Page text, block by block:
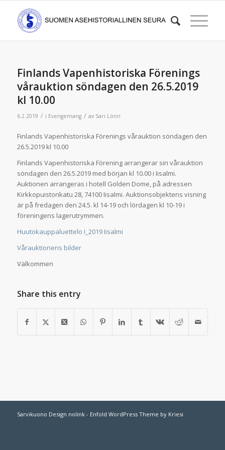
Finlands Vapenhistoriska Förenings
vårauktion söndagen den 26.5.2019
kl 10.00
6.2.2019 / i Evengemang / av Sari Lönn
Finlands Vapenhistoriska Förenings vårauktion söndagen den
26.5.2019 kl 10.00
Finlands Vapenhistoriska Förening arrangerar sin vårauktion
söndagen den 26.5.2019 med början kl 10.00 i Iisalmi.
Auktionen arrangeras i hotell Golden Dome, på adressen
Kirkkopuistonkatu 28, 74100 Iisalmi. Auktionsobjektens visning
är på fredagen den 24.5. kl 14-19 och lördagen kl 10-19 i
föreningens lagerutrymmen.
Huutokauppaluettelo I_2019 Iisalmi
Vårauktionens bilder
Välkommen
Share this entry
Sarvikuono Design nolink - Enfold WordPress Theme by Kriesi